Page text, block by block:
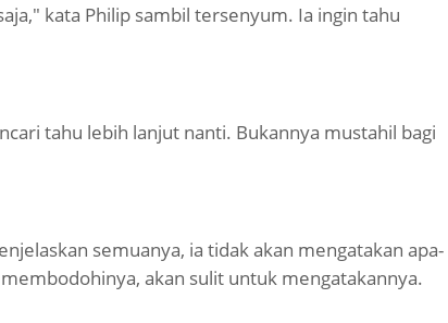
kata Philip sambil tersenyum. Ia ingin tahu
tahu lebih lanjut nanti. Bukannya mustahil bagi
semuanya, ia tidak akan mengatakan apa-
akan sulit untuk mengatakannya.